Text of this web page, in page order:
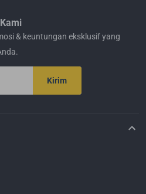
& keuntungan eksklusif yang
Kirim